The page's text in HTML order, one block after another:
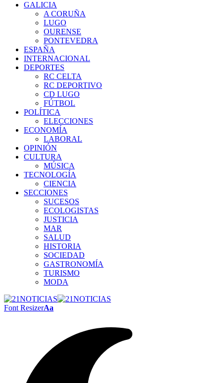
GALICIA
A CORUÑA
LUGO
OURENSE
PONTEVEDRA
ESPAÑA
INTERNACIONAL
DEPORTES
RC CELTA
RC DEPORTIVO
CD LUGO
FÚTBOL
POLÍTICA
ELECCIONES
ECONOMÍA
LABORAL
OPINIÓN
CULTURA
MÚSICA
TECNOLOGÍA
CIENCIA
SECCIONES
SUCESOS
ECOLOGISTAS
JUSTICIA
MAR
SALUD
HISTORIA
SOCIEDAD
GASTRONOMÍA
TURISMO
MODA
Font ResizerAa